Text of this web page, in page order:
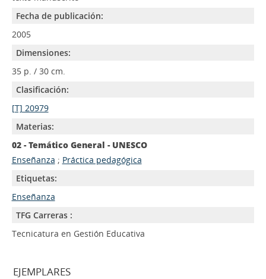
Fecha de publicación:
2005
Dimensiones:
35 p. / 30 cm.
Clasificación:
[T] 20979
Materias:
02 - Temático General - UNESCO
Enseñanza ; Práctica pedagógica
Etiquetas:
Enseñanza
TFG Carreras :
Tecnicatura en Gestión Educativa
EJEMPLARES